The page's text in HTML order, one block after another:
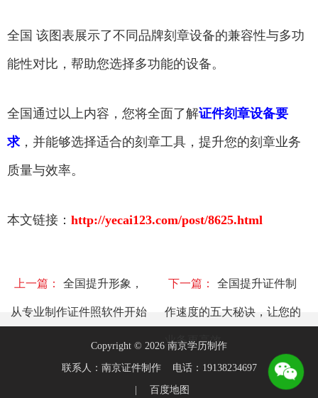
全国 该图表展示了不同品牌刻章设备的兼容性与多功
能性对比，帮助您选择多功能的设备。
全国通过以上内容，您将全面了解证件刻章设备要
求，并能够选择适合的刻章工具，提升您的刻章业务
质量与效率。
本文链接： http://yecai123.com/post/8625.html
上一篇： 全国提升形象，
从专业制作证件照软件开始
下一篇： 全国提升证件制
作速度的五大秘诀，让您的
业务更高效
Copyright © 2026 南京学历制作
联系人：南京证件制作 电话：19138234697
百度地图